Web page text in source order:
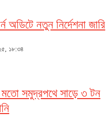
অডিটে নতুন নির্দেশনা জারি
১৮:৩৪
মতো সমুদ্রপথে সাড়ে ৩ টন